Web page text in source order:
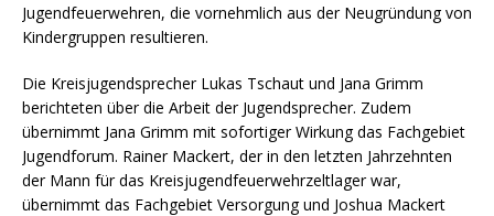
Jugendfeuerwehren, die vornehmlich aus der Neugründung von
Kindergruppen resultieren.
Die Kreisjugendsprecher Lukas Tschaut und Jana Grimm
berichteten über die Arbeit der Jugendsprecher. Zudem
übernimmt Jana Grimm mit sofortiger Wirkung das Fachgebiet
Jugendforum. Rainer Mackert, der in den letzten Jahrzehnten
der Mann für das Kreisjugendfeuerwehrzeltlager war,
übernimmt das Fachgebiet Versorgung und Joshua Mackert